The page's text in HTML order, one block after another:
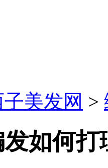
美发网 >
如何打